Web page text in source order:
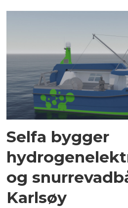
Selfa bygger
og
Karlsøy